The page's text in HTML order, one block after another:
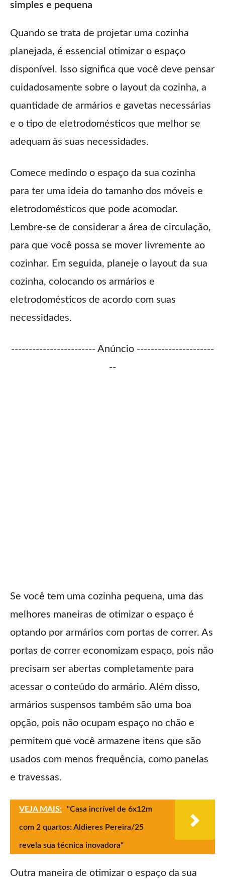
simples e pequena
Quando se trata de projetar uma cozinha
planejada, é essencial otimizar o espaço
disponível. Isso significa que você deve pensar
cuidadosamente sobre o layout da cozinha, a
quantidade de armários e gavetas necessárias
e o tipo de eletrodomésticos que melhor se
adequam às suas necessidades.
Comece medindo o espaço da sua cozinha
para ter uma ideia do tamanho dos móveis e
eletrodomésticos que pode acomodar.
Lembre-se de considerar a área de circulação,
para que você possa se mover livremente ao
cozinhar. Em seguida, planeje o layout da sua
cozinha, colocando os armários e
eletrodomésticos de acordo com suas
necessidades.
------------------------ Anúncio ----------------------
--
Se você tem uma cozinha pequena, uma das
melhores maneiras de otimizar o espaço é
optando por armários com portas de correr. As
portas de correr economizam espaço, pois não
precisam ser abertas completamente para
acessar o conteúdo do armário. Além disso,
armários suspensos também são uma boa
opção, pois não ocupam espaço no chão e
permitem que você armazene itens que são
usados com menos frequência, como panelas
e travessas.
VEJA MAIS: "Casa incrível de 6x12m
com 2 quartos: Aldieres Pereira/25
revela sua técnica inovadora"
Outra maneira de otimizar o espaço da sua